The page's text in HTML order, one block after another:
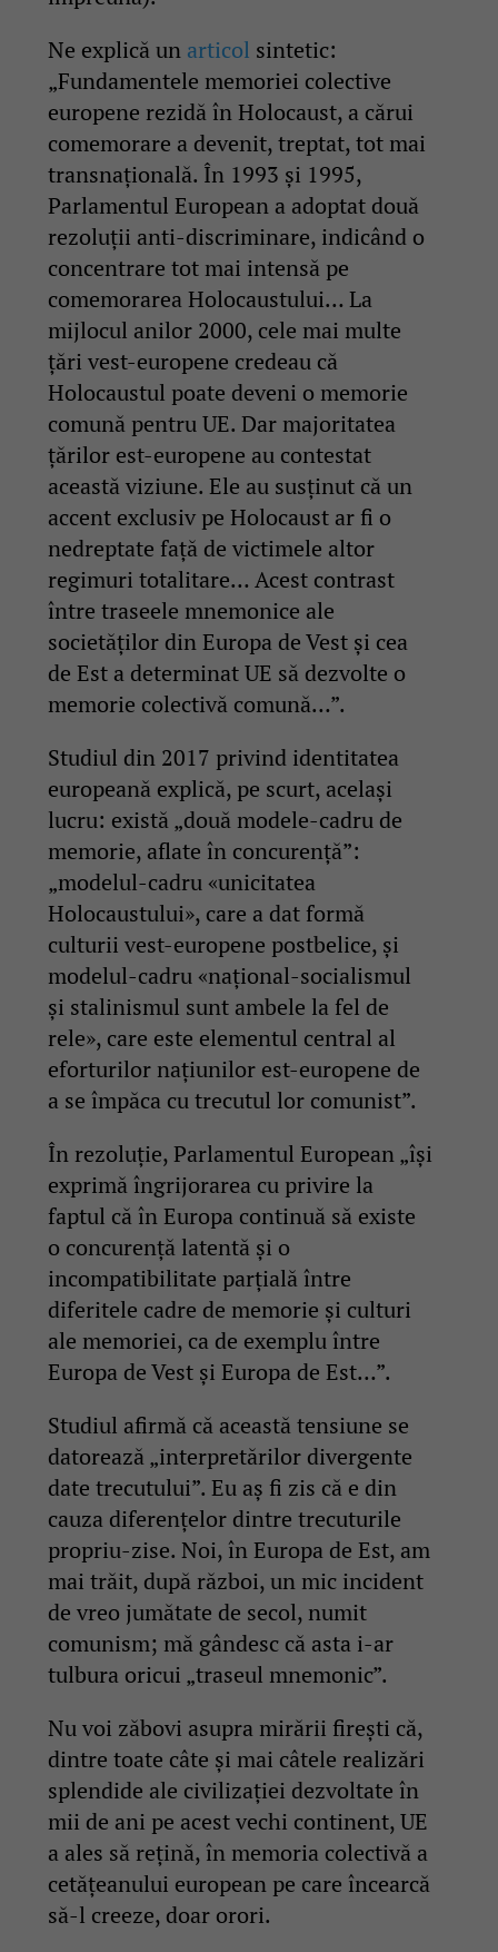
Ne explică un articol sintetic:
„Fundamentele memoriei colective
europene rezidă în Holocaust, a cărui
comemorare a devenit, treptat, tot mai
transnațională. În 1993 și 1995,
Parlamentul European a adoptat două
rezoluții anti-discriminare, indicând o
concentrare tot mai intensă pe
comemorarea Holocaustului… La
mijlocul anilor 2000, cele mai multe
țări vest-europene credeau că
Holocaustul poate deveni o memorie
comună pentru UE. Dar majoritatea
țărilor est-europene au contestat
această viziune. Ele au susținut că un
accent exclusiv pe Holocaust ar fi o
nedreptate față de victimele altor
regimuri totalitare… Acest contrast
între traseele mnemonice ale
societăților din Europa de Vest și cea
de Est a determinat UE să dezvolte o
memorie colectivă comună…”.
Studiul din 2017 privind identitatea
europeană explică, pe scurt, același
lucru: există „două modele-cadru de
memorie, aflate în concurență”:
„modelul-cadru «unicitatea
Holocaustului», care a dat formă
culturii vest-europene postbelice, și
modelul-cadru «național-socialismul
și stalinismul sunt ambele la fel de
rele», care este elementul central al
eforturilor națiunilor est-europene de
a se împăca cu trecutul lor comunist”.
În rezoluție, Parlamentul European „își
exprimă îngrijorarea cu privire la
faptul că în Europa continuă să existe
o concurență latentă și o
incompatibilitate parțială între
diferitele cadre de memorie și culturi
ale memoriei, ca de exemplu între
Europa de Vest și Europa de Est…”.
Studiul afirmă că această tensiune se
datorează „interpretărilor divergente
date trecutului”. Eu aș fi zis că e din
cauza diferențelor dintre trecuturile
propriu-zise. Noi, în Europa de Est, am
mai trăit, după război, un mic incident
de vreo jumătate de secol, numit
comunism; mă gândesc că asta i-ar
tulbura oricui „traseul mnemonic”.
Nu voi zăbovi asupra mirării firești că,
dintre toate câte și mai câtele realizări
splendide ale civilizației dezvoltate în
mii de ani pe acest vechi continent, UE
a ales să rețină, în memoria colectivă a
cetățeanului european pe care încearcă
să-l creeze, doar orori.